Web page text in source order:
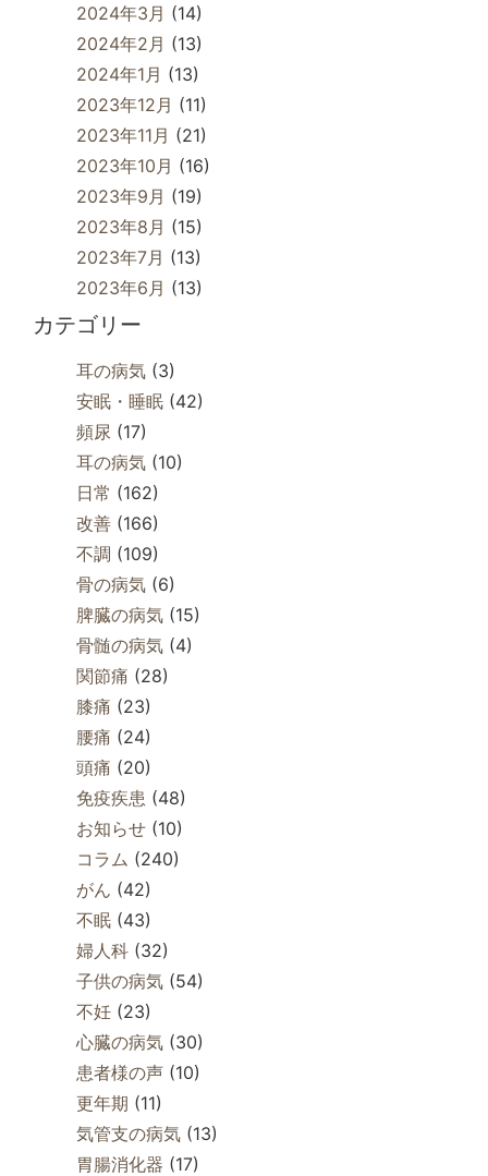
2024年3月 (14)
2024年2月 (13)
2024年1月 (13)
2023年12月 (11)
2023年11月 (21)
2023年10月 (16)
2023年9月 (19)
2023年8月 (15)
2023年7月 (13)
2023年6月 (13)
カテゴリー
耳の病気 (3)
安眠・睡眠 (42)
頻尿 (17)
耳の病気 (10)
日常 (162)
改善 (166)
不調 (109)
骨の病気 (6)
脾臓の病気 (15)
骨髄の病気 (4)
関節痛 (28)
膝痛 (23)
腰痛 (24)
頭痛 (20)
免疫疾患 (48)
お知らせ (10)
コラム (240)
がん (42)
不眠 (43)
婦人科 (32)
子供の病気 (54)
不妊 (23)
心臓の病気 (30)
患者様の声 (10)
更年期 (11)
気管支の病気 (13)
胃腸消化器 (17)